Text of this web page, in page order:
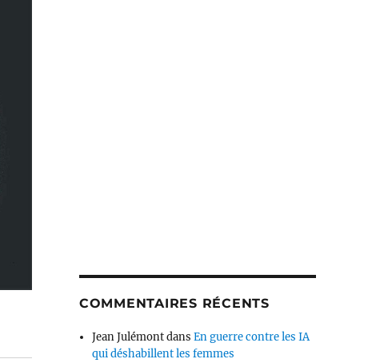
COMMENTAIRES RÉCENTS
Jean JulémontdansEn guerre contre les IA
qui déshabillent les femmes